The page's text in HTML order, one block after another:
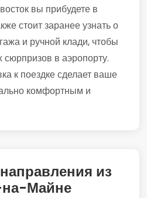
вы прибудете в
стоит заранее узнать о
и ручной клади, чтобы
в аэропорту.
к поездке сделает ваше
комфортным и
из
Майне